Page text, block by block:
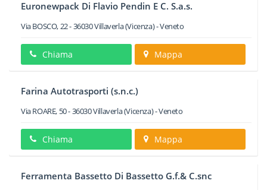
Euronewpack Di Flavio Pendin E C. S.a.s.
Via BOSCO, 22-36030Villaverla(Vicenza) -Veneto
Chiama Mappa
Farina Autotrasporti (s.n.c.)
Via ROARE, 50-36030Villaverla(Vicenza) -Veneto
Chiama Mappa
Ferramenta Bassetto Di Bassetto G.f.& C.snc